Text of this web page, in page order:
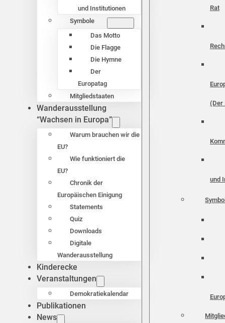
und Institutionen
Symbole
Das Motto
Die Flagge
Die Hymne
Der
Europatag
Mitgliedstaaten
Wanderausstellung
“Wachsen in Europa”
Warum brauchen wir die
EU?
Wie funktioniert die
EU?
Chronik der
Europäischen Einigung
Statements
Quiz
Downloads
Digitale
Wanderausstellung
Kinderecke
Veranstaltungen
Demokratiekalendar
Publikationen
News
Rat
(Der
und